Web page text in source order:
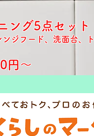
ング5点セット
ンジフード、洗面台、ト
円～​​